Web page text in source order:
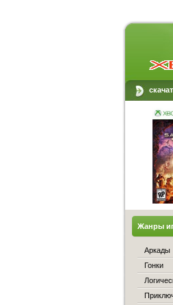
Жанры
Аркады
Гонки